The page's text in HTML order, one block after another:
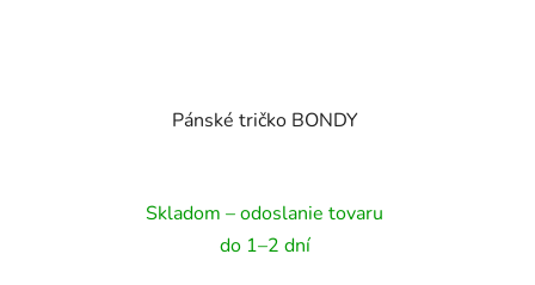
Pánské tričko BONDY
Skladom – odoslanie tovaru
do 1–2 dní